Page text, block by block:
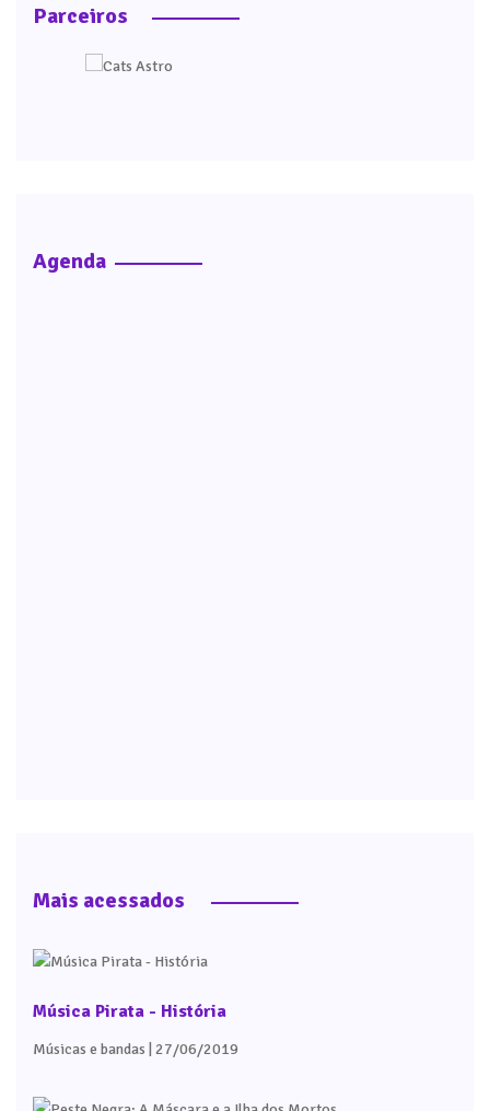
Parceiros
Agenda
Mais acessados
Música Pirata - História
Músicas e bandas | 27/06/2019